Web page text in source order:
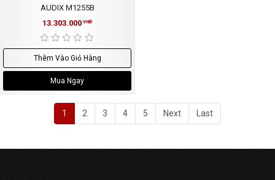
AUDIX M1255B
13.303.000 VNĐ
Thêm Vào Giỏ Hàng
Mua Ngay
1 2 3 4 5 Next Last